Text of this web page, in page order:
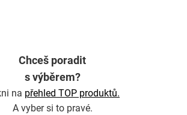
Chceš poradit
s výběrem?
na přehled TOP produktů.
A vyber si to pravé.